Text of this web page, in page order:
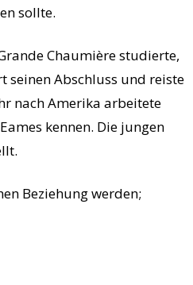
sollte.
Chaumière studierte,
seinen Abschluss und reiste
nach Amerika arbeitete
kennen. Die jungen
Beziehung werden;